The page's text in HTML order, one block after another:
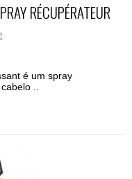
RÉCUPÉRATEUR
é um spray
..